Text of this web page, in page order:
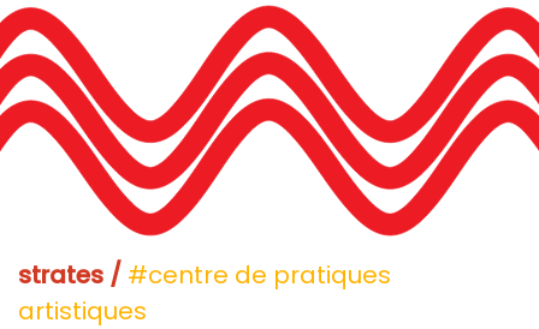
strates / #centre de pratiques
artistiques